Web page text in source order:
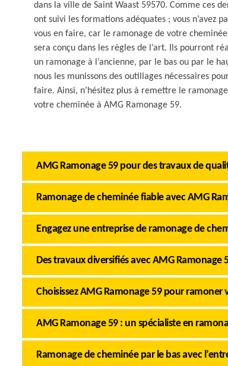
dans la ville de Saint Waast 59570. Comme ces
ont suivi les formations adéquates ; vous n’avez
vous en faire, car le ramonage de votre
sera conçu dans les règles de l’art. Ils pourront
un ramonage à l’ancienne, par le bas ou par le
nous les munissons des outillages nécessaires
faire. Ainsi, n’hésitez plus à remettre le
votre cheminée à AMG Ramonage 59.
AMG Ramonage 59 pour des travaux de
Ramonage de cheminée fiable avec AMG
Engagez une entreprise de ramonage de
Des travaux diversifiés avec AMG Ramonage
Choisissez AMG Ramonage 59 pour ramoner
AMG Ramonage 59 : un spécialiste en
Ramonage de cheminée par le bas avec